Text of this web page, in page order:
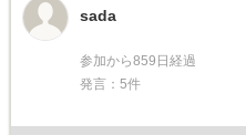
sada
参加から859日経過
発言：5件